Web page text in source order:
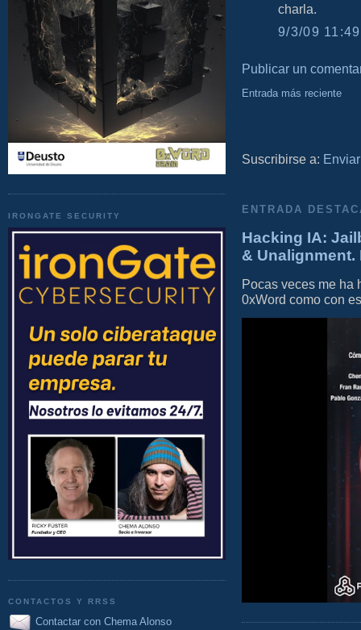
IRONGATE SECURITY
CONTACTOS Y RRSS
Contactar con Chema Alonso
charla.
9/3/09
Publicar un
Entrada más reciente
Suscribirse a:
ENTRADA
Hacking IA:
&
Pocas veces me ha
0xWord como con